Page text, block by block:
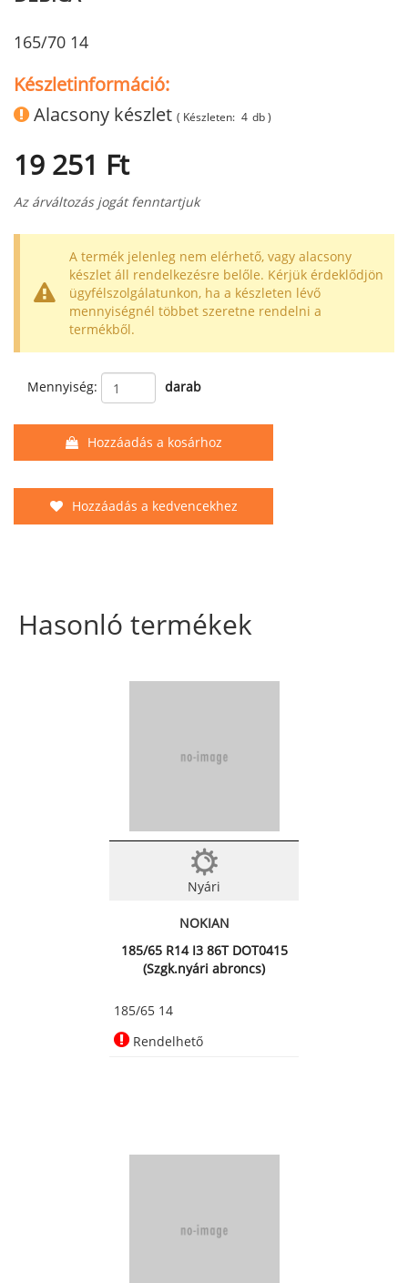
165/70 14
Készletinformáció:
Alacsony készlet ( Készleten: 4 db )
19 251 Ft
Az árváltozás jogát fenntartjuk
A termék jelenleg nem elérhető, vagy alacsony
készlet áll rendelkezésre belőle. Kérjük érdeklődjön
ügyfélszolgálatunkon, ha a készleten lévő
mennyiségnél többet szeretne rendelni a
termékből.
Mennyiség: darab
Hozzáadás a kosárhoz
Hozzáadás a kedvencekhez
Hasonló termékek
Nyári
NOKIAN
185/65 R14 I3 86T DOT0415
(Szgk.nyári abroncs)
185/65 14
Rendelhető